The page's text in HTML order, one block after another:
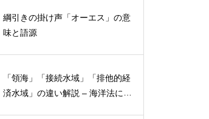
綱引きの掛け声「オーエス」の意
味と語源
「領海」「接続水域」「排他的経
済水域」の違い解説 – 海洋法にお